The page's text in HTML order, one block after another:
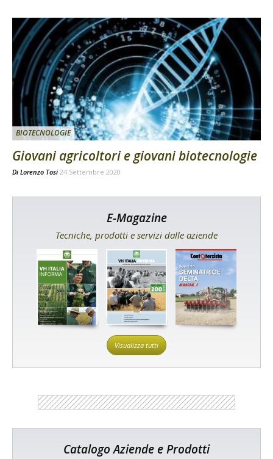
BIOTECNOLOGIE
Giovani agricoltori e giovani biotecnologie
Di Lorenzo Tosi 24 Settembre 2020
E-Magazine
Tecniche, prodotti e servizi dalle aziende
Visualizza tutti
Catalogo Aziende e Prodotti